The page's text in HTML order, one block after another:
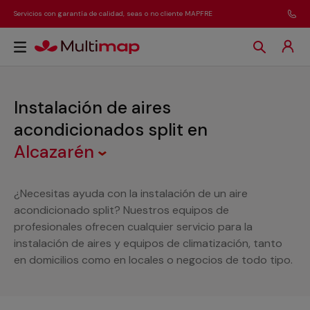
Servicios con garantía de calidad, seas o no cliente MAPFRE
Instalación de aires
acondicionados split en
Alcazarén
¿Necesitas ayuda con la instalación de un aire
acondicionado split? Nuestros equipos de
profesionales ofrecen cualquier servicio para la
instalación de aires y equipos de climatización, tanto
en domicilios como en locales o negocios de todo tipo.